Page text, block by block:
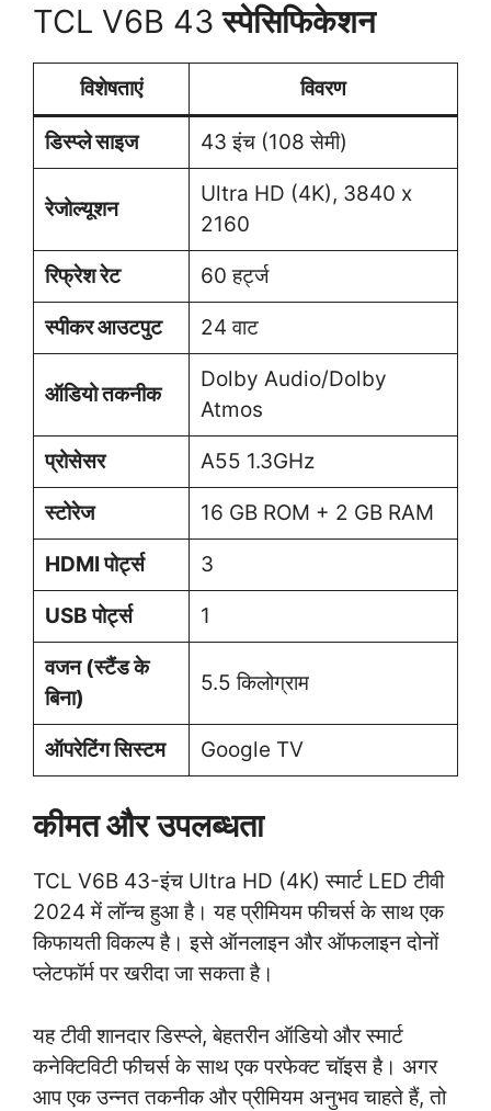
TCL V6B 43स्पेसिफिकेशन
विशेषताएं विवरण
डिस्प्ले साइज 43 इंच (108 सेमी)
रेजोल्यूशन
Ultra HD (4K), 3840 x
2160
रिफ्रेश रेट 60 हर्ट्ज
स्पीकर आउटपुट 24 वाट
ऑडियो तकनीक
Dolby Audio/Dolby
Atmos
प्रोसेसर A55 1.3GHz
स्टोरेज 16 GB ROM + 2 GB RAM
HDMI पोर्ट्स 3
USB पोर्ट्स 1
वजन (स्टैंड के
बिना)
5.5 किलोग्राम
ऑपरेटिंग सिस्टम Google TV
कीमत और उपलब्धता
TCL V6B 43-इंच Ultra HD (4K) स्मार्ट LED टीवी
2024 में लॉन्च हुआ है। यह प्रीमियम फीचर्स के साथ एक
किफायती विकल्प है। इसे ऑनलाइन और ऑफलाइन दोनों
प्लेटफॉर्म पर खरीदा जा सकता है।
यह टीवी शानदार डिस्प्ले, बेहतरीन ऑडियो और स्मार्ट
कनेक्टिविटी फीचर्स के साथ एक परफेक्ट चॉइस है। अगर
आप एक उन्नत तकनीक और प्रीमियम अनुभव चाहते हैं, तो